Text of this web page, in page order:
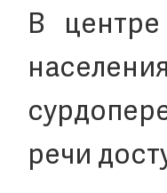
В
речи